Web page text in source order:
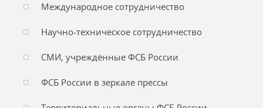
Международное сотрудничество
Научно-техническое сотрудничество
СМИ, учреждённые ФСБ России
ФСБ России в зеркале прессы